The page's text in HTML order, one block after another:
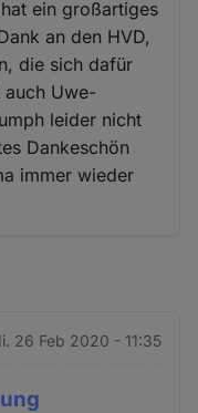
ein großartiges
an den HVD,
die sich dafür
Uwe-
leider nicht
Dankeschön
immer wieder
26 Feb 2020 - 11:35